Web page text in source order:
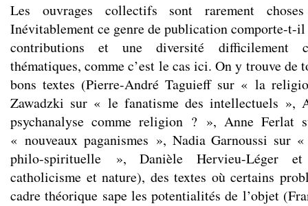
Les ouvrages collectifs sont rarement
Inévitablement ce genre de publication comporte-t-il
contributions et une diversité difficilement
thématiques, comme c’est le cas ici. On y trouve de
bons textes (Pierre-André Taguieff sur « la
Zawadzki sur « le fanatisme des intellectuels »,
psychanalyse comme religion ? », Anne Ferlat
« nouveaux paganismes », Nadia Garnoussi sur
philo-spirituelle », Danièle Hervieu-Léger
catholicisme et nature), des textes où certains
cadre théorique sape les potentialités de l’objet